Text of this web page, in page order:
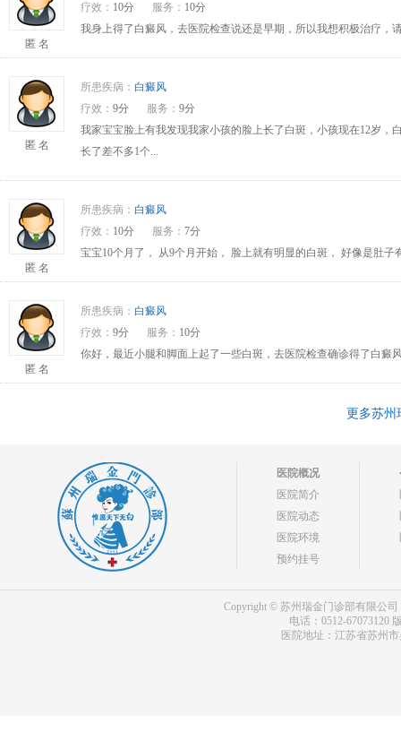
匿 名
疗效： 10分 服务： 10分
我身上得了白癜风，去医院检查说还是早期，所以我想积极治疗，
匿 名
所患疾病： 白癜风
疗效： 9分 服务： 9分
我家宝宝脸上有我发现我家小孩的脸上长了白斑，小孩现在12岁
长了差不多1个...
匿 名
所患疾病： 白癜风
疗效： 10分 服务： 7分
宝宝10个月了， 从9个月开始， 脸上就有明显的白斑， 好像是肚
匿 名
所患疾病： 白癜风
疗效： 9分 服务： 10分
你好，最近小腿和脚面上起了一些白斑，去医院检查确诊得了白
更多苏州
医院概况
医院简介
医院动态
医院环境
预约挂号
Copyright © 苏州瑞金门诊部有限公司
电话：0512-67073120
医院地址：江苏省苏州